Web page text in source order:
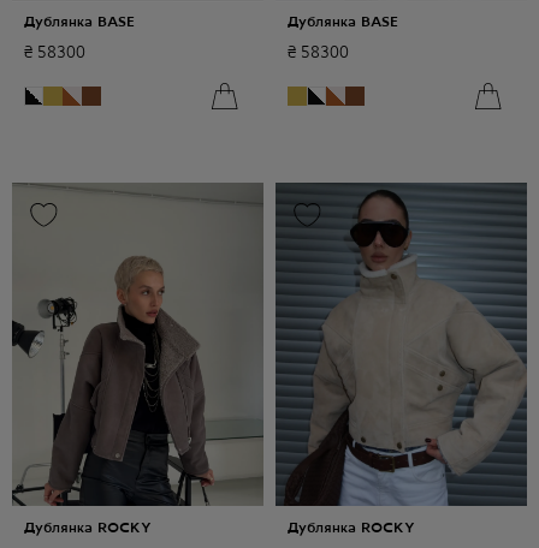
Дублянка BASE
₴ 58300
Дублянка BASE
₴ 58300
Дублянка ROCKY Дублянка ROCKY